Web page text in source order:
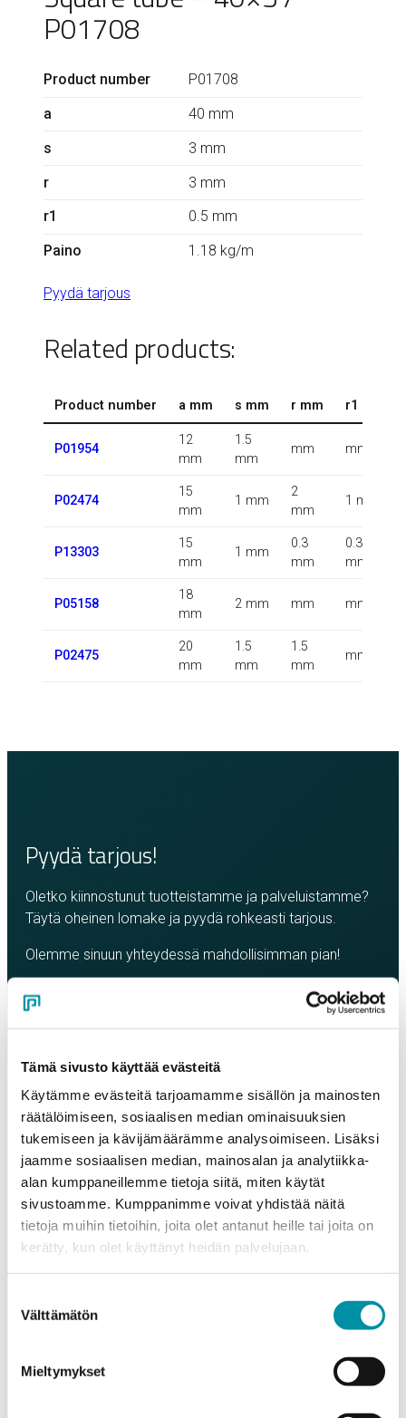
Tämä sivusto käyttää evästeitä
Käytämme evästeitä tarjoamamme sisällön ja mainosten
räätälöimiseen, sosiaalisen median ominaisuuksien
tukemiseen ja kävijämäärämme analysoimiseen. Lisäksi
jaamme sosiaalisen median, mainosalan ja analytiikka-
alan kumppaneillemme tietoja siitä, miten käytät
sivustoamme. Kumppanimme voivat yhdistää näitä
tietoja muihin tietoihin, joita olet antanut heille tai joita on
kerätty, kun olet käyttänyt heidän palvelujaan.
valinta
Välttämätön
Mieltymykset
P01708
Product number
P01708
a
40 mm
s
3 mm
r
3 mm
r1
0.5 mm
Paino
1.18 kg/m
Pyydä tarjous
Related products:
Product number a mm s mm r mm r1 mm
P01954
12
mm
1.5
mm
mm mm
P02474
15
mm
1 mm
2
mm
1 mm
P13303
15
mm
1 mm
0.3
mm
0.3
mm
P05158
18
mm
2 mm mm mm
P02475
20
mm
1.5
mm
1.5
mm
mm
Pyydä tarjous!
Oletko kiinnostunut tuotteistamme ja palveluistamme?
Täytä oheinen lomake ja pyydä rohkeasti tarjous.
Olemme sinuun yhteydessä mahdollisimman pian!
Company
Contact person*
Email*
Phone
Products
note that the selected quality determines the minimum order
Product*